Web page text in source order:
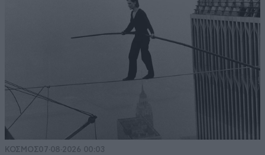
ΚΟΣΜΟΣ07·08·2026 00:03